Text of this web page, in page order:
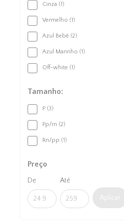
Cinza (1)
Vermelho (1)
Azul Bebê (2)
Azul Marinho (1)
Off-white (1)
Tamanho:
P (3)
Pp/rn (2)
Rn/pp (1)
Preço
De Até
Aplicar